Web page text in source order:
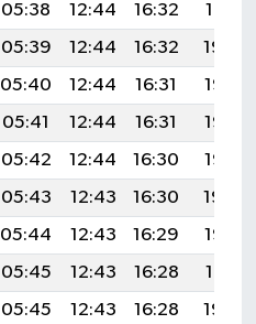
05:38 12:44 16:32
19:41
05:39 12:44 16:32
19:39
05:40 12:44 16:31
19:38
05:41 12:44 16:31
19:37
05:42 12:44 16:30
19:35
05:43 12:43 16:30
19:34
05:44 12:43 16:29
19:33
05:45 12:43 16:28
19:31
05:45 12:43 16:28
19:30